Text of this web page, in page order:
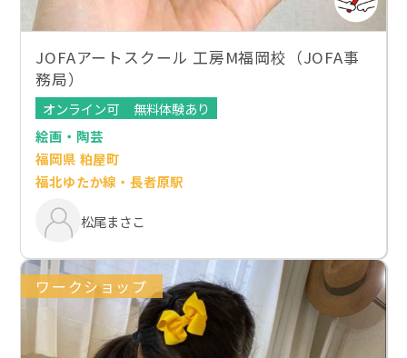
JOFAアートスクール 工房M福岡校（JOFA事
務局）
オンライン可
無料体験あり
絵画・陶芸
福岡県 粕屋町
福北ゆたか線・長者原駅
松尾まさこ
ワークショップ